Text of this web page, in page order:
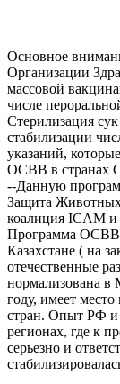
Основное
Организации
массовой
числе
Стерилизация
стабилизации
указаний,
ОСВВ в странах
--Данную
Защита
коалиция ICAM и
Программа ОСВВ
Казахстане ( на
отечественные
нормализована в
году, имеет
стран. Опыт РФ и
регионах, где к
серьезно и